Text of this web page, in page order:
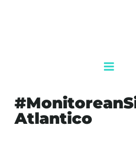
Atlantico